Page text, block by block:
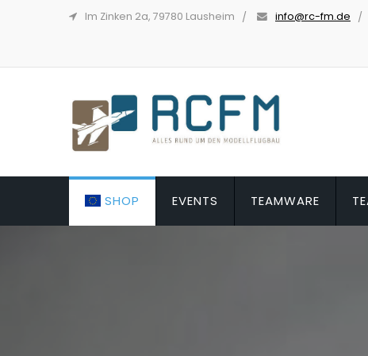
Im Zinken 2a, 79780 Lausheim info@rc-fm.de
SHOP EVENTS TEAMWARE